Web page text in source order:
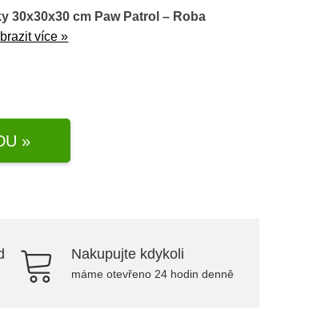
30x30x30 cm Paw Patrol – Roba
více »
»
Nakupujte kdykoli
máme otevřeno 24 hodin denně